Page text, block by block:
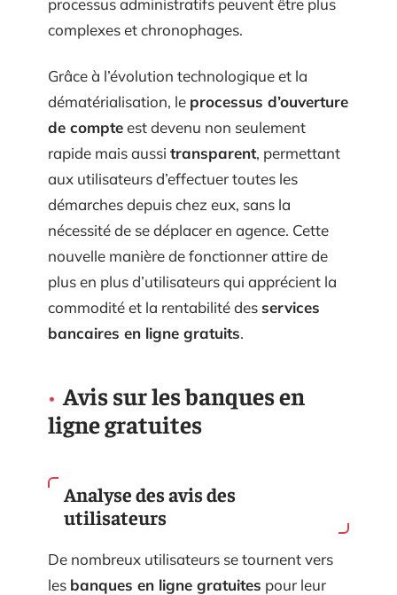
processus administratifs peuvent être plus
complexes et chronophages.
Grâce à l’évolution technologique et la
dématérialisation, le processus d’ouverture
de compteest devenu non seulement
rapide mais aussi transparent, permettant
aux utilisateurs d’effectuer toutes les
démarches depuis chez eux, sans la
nécessité de se déplacer en agence. Cette
nouvelle manière de fonctionner attire de
plus en plus d’utilisateurs qui apprécient la
commodité et la rentabilité desservices
bancaires en ligne gratuits.
Avis sur les banques en
ligne gratuites
Analyse des avis des
utilisateurs
De nombreux utilisateurs se tournent vers
les banques en ligne gratuites pour leur